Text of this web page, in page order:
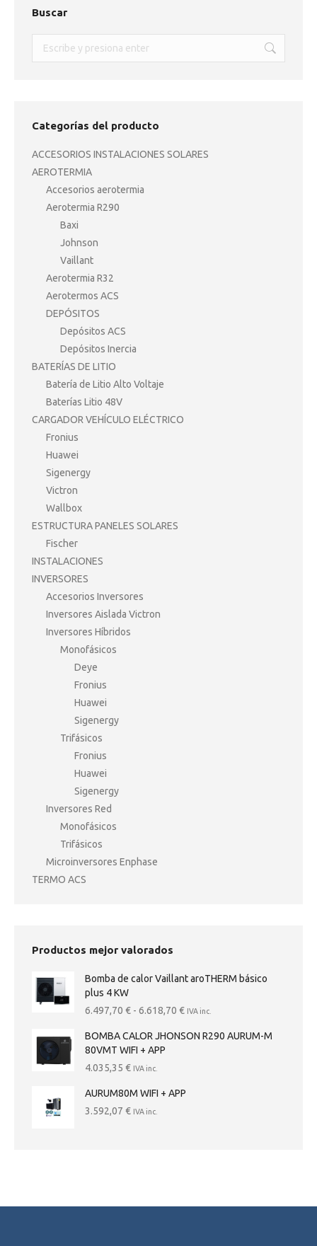
Buscar
Categorías del producto
ACCESORIOS INSTALACIONES SOLARES
AEROTERMIA
Accesorios aerotermia
Aerotermia R290
Baxi
Johnson
Vaillant
Aerotermia R32
Aerotermos ACS
DEPÓSITOS
Depósitos ACS
Depósitos Inercia
BATERÍAS DE LITIO
Batería de Litio Alto Voltaje
Baterías Litio 48V
CARGADOR VEHÍCULO ELÉCTRICO
Fronius
Huawei
Sigenergy
Victron
Wallbox
ESTRUCTURA PANELES SOLARES
Fischer
INSTALACIONES
INVERSORES
Accesorios Inversores
Inversores Aislada Victron
Inversores Híbridos
Monofásicos
Deye
Fronius
Huawei
Sigenergy
Trifásicos
Fronius
Huawei
Sigenergy
Inversores Red
Monofásicos
Trifásicos
Microinversores Enphase
TERMO ACS
Productos mejor valorados
Bomba de calor Vaillant aroTHERM básico
plus 4 KW
6.497,70 € - 6.618,70 €Rango
precios:
6.618,70 €
IVA inc.
BOMBA CALOR JHONSON R290 AURUM-M
80VMT WIFI + APP
4.035,35 € IVA inc.
AURUM80M WIFI + APP
3.592,07 € IVA inc.